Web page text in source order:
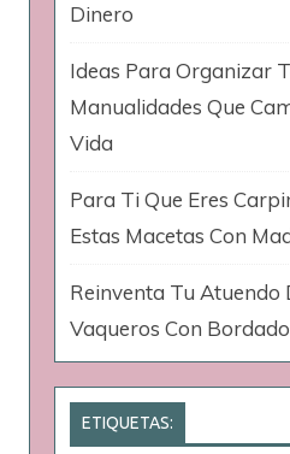
Dinero
Ideas Para Organizar
Manualidades Que
Vida
Para Ti Que Eres
Estas Macetas Con
Reinventa Tu Atuendo
Vaqueros Con
ETIQUETAS: